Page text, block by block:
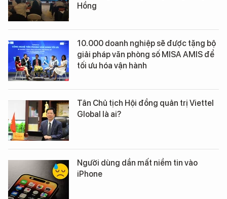
Hồng
10.000 doanh nghiệp sẽ được tặng bộ
giải pháp văn phòng số MISA AMIS để
tối ưu hóa vận hành
Tân Chủ tịch Hội đồng quản trị Viettel
Global là ai?
Người dùng dần mất niềm tin vào
iPhone